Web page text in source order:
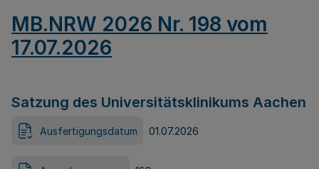
MB.NRW 2026 Nr. 198 vom
17.07.2026
Satzung des Universitätsklinikums Aachen
Ausfertigungsdatum 01.07.2026